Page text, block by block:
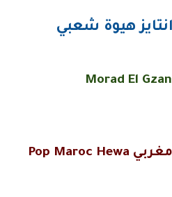
هيوة شعبي
Morad El
كوانتايز هيوة شعبي مغربي Pop Maroc Hewa